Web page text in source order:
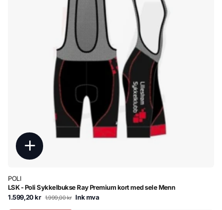
POLI
LSK - Poli Sykkelbukse Ray Premium kort med sele Menn
1.599,20 kr 1.999,00 kr Ink mva